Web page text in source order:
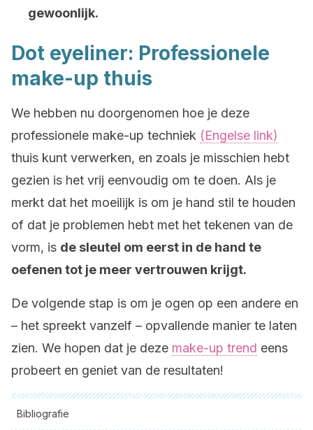
gewoonlijk.
Dot eyeliner: Professionele
make-up thuis
We hebben nu doorgenomen hoe je deze
professionele make-up techniek (Engelse link)
thuis kunt verwerken, en zoals je misschien hebt
gezien is het vrij eenvoudig om te doen. Als je
merkt dat het moeilijk is om je hand stil te houden
of dat je problemen hebt met het tekenen van de
vorm, is de sleutel om eerst in de hand te
oefenen tot je meer vertrouwen krijgt.
De volgende stap is om je ogen op een andere en
– het spreekt vanzelf – opvallende manier te laten
zien. We hopen dat je deze make-up trend eens
probeert en geniet van de resultaten!
Bibliografie